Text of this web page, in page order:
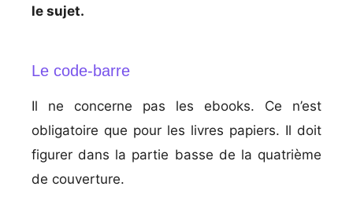
le sujet.
Le code-barre
Il ne concerne pas les ebooks. Ce n’est
obligatoire que pour les livres papiers. Il doit
figurer dans la partie basse de la quatrième
de couverture.